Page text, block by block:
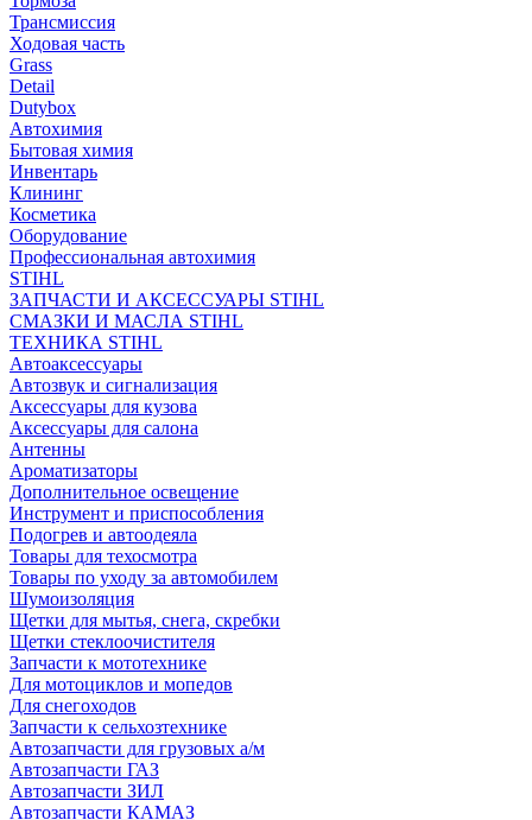
Трансмиссия
Ходовая часть
Grass
Detail
Dutybox
Автохимия
Бытовая химия
Инвентарь
Клининг
Косметика
Оборудование
Профессиональная автохимия
STIHL
ЗАПЧАСТИ И АКСЕССУАРЫ STIHL
СМАЗКИ И МАСЛА STIHL
ТЕХНИКА STIHL
Автоаксессуары
Автозвук и сигнализация
Аксессуары для кузова
Аксессуары для салона
Антенны
Ароматизаторы
Дополнительное освещение
Инструмент и приспособления
Подогрев и автоодеяла
Товары для техосмотра
Товары по уходу за автомобилем
Шумоизоляция
Щетки для мытья, снега, скребки
Щетки стеклоочистителя
Запчасти к мототехнике
Для мотоциклов и мопедов
Для снегоходов
Запчасти к сельхозтехнике
Автозапчасти для грузовых а/м
Автозапчасти ГАЗ
Автозапчасти ЗИЛ
Автозапчасти КАМАЗ